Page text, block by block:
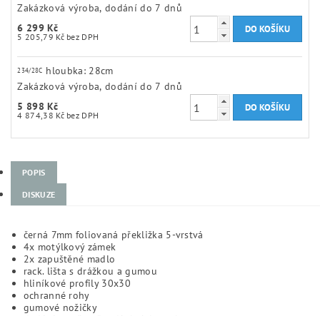
Zakázková výroba, dodání do 7 dnů
6 299 Kč
5 205,79 Kč bez DPH
234/28C hloubka: 28cm
Zakázková výroba, dodání do 7 dnů
5 898 Kč
4 874,38 Kč bez DPH
POPIS
DISKUZE
černá 7mm foliovaná překližka 5-vrstvá
4x motýlkový zámek
2x zapuštěné madlo
rack. lišta s drážkou a gumou
hliníkové profily 30x30
ochranné rohy
gumové nožičky